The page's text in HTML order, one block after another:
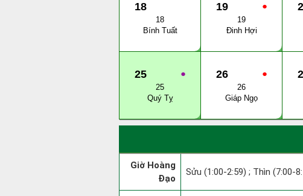
18
18
Bính Tuất
●
19
19
Đinh Hợi
●
25
25
Quý Tỵ
●
26
26
Giáp Ngọ
Giờ Hoàng
Đạo
Sửu (1:00-2:59) ; Thìn (7:00-